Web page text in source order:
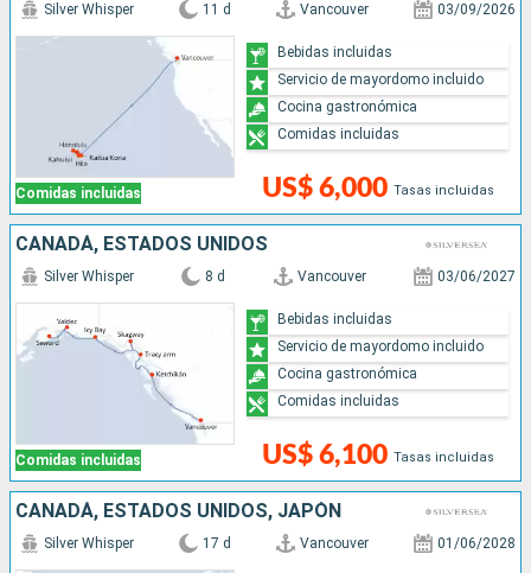
Comidas incluidas
Silver Whisper 11 d Vancouver 03/09/2026
US$ 6,000 Tasas incluidas
Bebidas incluidas
Servicio de mayordomo incluido
Cocina gastronómica
Comidas incluidas
CANADÁ, ESTADOS UNIDOS
Comidas incluidas
Silver Whisper 8 d Vancouver 03/06/2027
US$ 6,100 Tasas incluidas
Bebidas incluidas
Servicio de mayordomo incluido
Cocina gastronómica
Comidas incluidas
CANADÁ, ESTADOS UNIDOS, JAPÓN
Silver Whisper 17 d Vancouver 01/06/2028